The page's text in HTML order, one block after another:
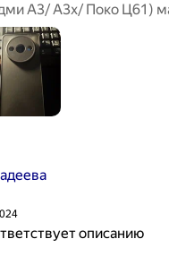
А3/ А3х/ Поко Ц61)
описанию